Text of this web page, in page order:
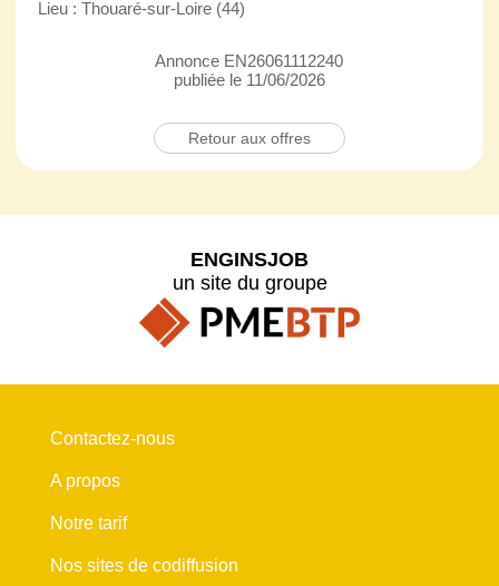
Lieu : Thouaré-sur-Loire (44)
Annonce EN26061112240
publiée le 11/06/2026
Retour aux offres
ENGINSJOB
un site du groupe
Contactez-nous
A propos
Notre tarif
Nos sites de codiffusion